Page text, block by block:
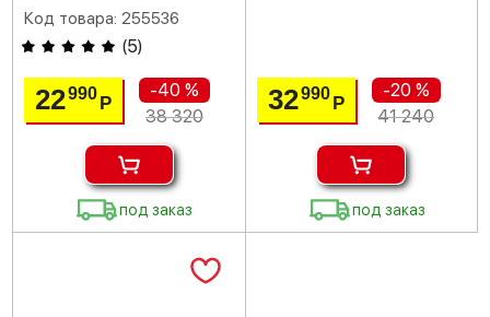
Код товара: 255536
(5)
22990Р
-40 %
38 320
под заказ
32990 Р
-20 %
41 240
под заказ